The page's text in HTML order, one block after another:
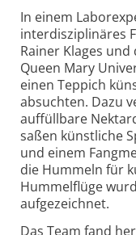
In einem
interdisziplinäres
Rainer Klages
Queen Mary
einen Teppich
absuchten. Dazu
auffüllbare
saßen künstliche
und einem
die Hummeln für
Hummelflüge
aufgezeichnet.
Das Team fand